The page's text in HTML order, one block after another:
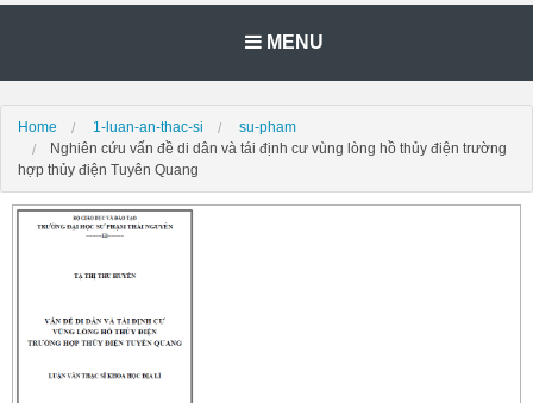
MENU
Home 1-luan-an-thac-si
su-pham
Nghiên cứu vấn đề di dân và tái định cư vùng lòng hồ thủy điện trường
hợp thủy điện Tuyên Quang